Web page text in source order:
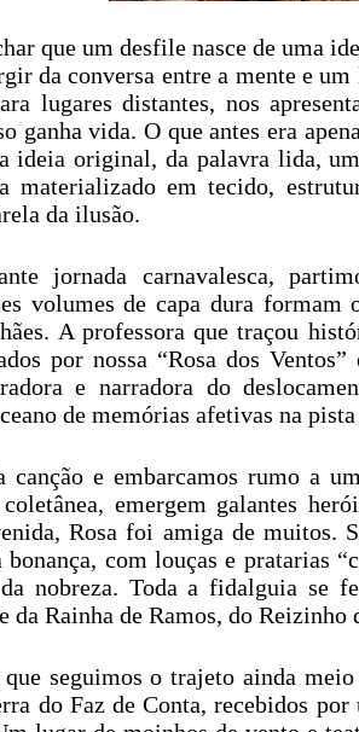
que um desfile nasce de uma
da conversa entre a mente e
lugares distantes, nos
ganha vida. O que antes era
ideia original, da palavra lida,
materializado em tecido,
da ilusão.
jornada carnavalesca,
volumes de capa dura
A professora que traçou
por nossa “Rosa dos
e narradora do
de memórias afetivas na
canção e embarcamos rumo a
emergem galantes
Rosa foi amiga de muitos.
com louças e pratarias
nobreza. Toda a fidalguia se
da Rainha de Ramos, do
seguimos o trajeto ainda meio
do Faz de Conta, recebidos